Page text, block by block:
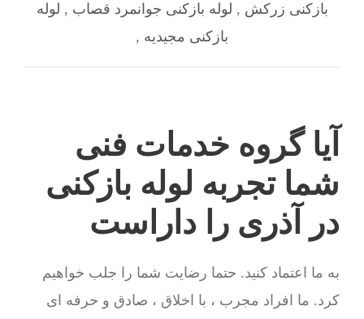
بازکنی زرکش , لوله بازکنی جوانمرد قصاب , لوله
بازکنی مجیدیه ,
آیا گروه خدمات فنی
شما تجربه لوله بازکنی
در آذری را داراست
به ما اعتماد کنید. حتما رضایت شما را جلب خواهیم
کرد. ما افراد مجرب ، با اخلاق ، صادق و حرفه ای